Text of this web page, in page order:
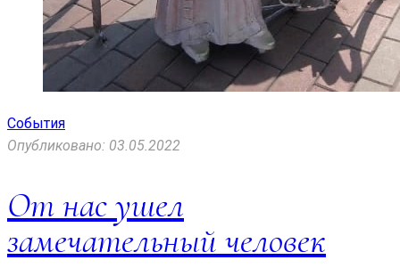
События
Опубликовано: 03.05.2022
От нас ушел
замечательный человек